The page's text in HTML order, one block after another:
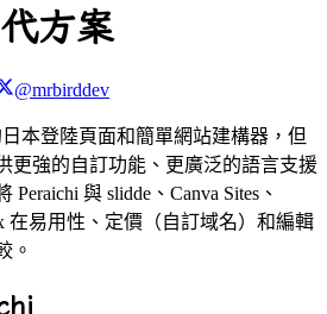
方案
@mrbirddev
本登陸頁面和簡單網站建構器，但
更強的自訂功能、更廣泛的語言支援
與 slidde、Canva Sites、
在易用性、定價（自訂域名）和編輯
。